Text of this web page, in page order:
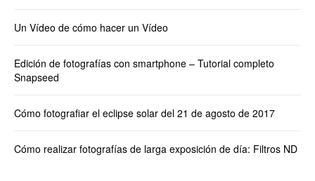
Un Vídeo de cómo hacer un Vídeo
Edición de fotografías con smartphone – Tutorial completo
Snapseed
Cómo fotografiar el eclipse solar del 21 de agosto de 2017
Cómo realizar fotografías de larga exposición de día: Filtros ND